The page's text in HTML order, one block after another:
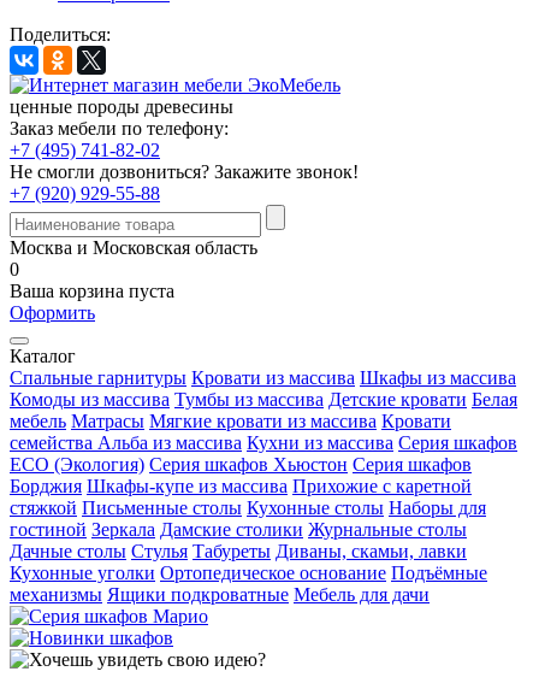
Поделиться:
ценные породы древесины
Заказ мебели по телефону:
+7 (495) 741-82-02
Не смогли дозвониться? Закажите звонок!
+7 (920) 929-55-88
Москва и Московская область
0
Ваша корзина пуста
Оформить
Каталог
Спальные гарнитуры Кровати из массива Шкафы из массива
Комоды из массива Тумбы из массива Детские кровати Белая
мебель Матрасы Мягкие кровати из массива Кровати
семейства Альба из массива Кухни из массива Серия шкафов
ECO (Экология) Серия шкафов Хьюстон Серия шкафов
Борджия Шкафы-купе из массива Прихожие с каретной
стяжкой Письменные столы Кухонные столы Наборы для
гостиной Зеркала Дамские столики Журнальные столы
Дачные столы Стулья Табуреты Диваны, скамьи, лавки
Кухонные уголки Ортопедическое основание Подъёмные
механизмы Ящики подкроватные Мебель для дачи